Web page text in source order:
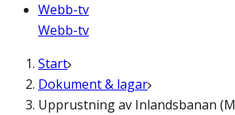
Webb-tv
Webb-tv
Start
Dokument & lagar
Upprustning av Inlandsbanan